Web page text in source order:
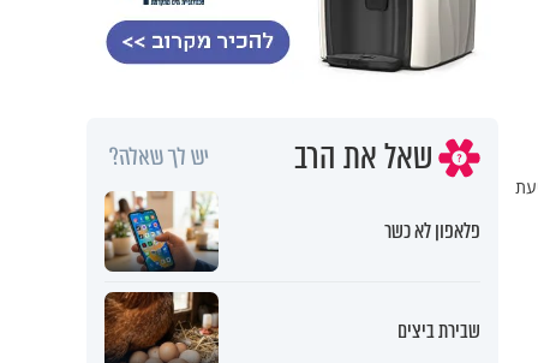
שאל את הרב יש לך שאלה?
פלאפון לא כשר
שבירת ביצים